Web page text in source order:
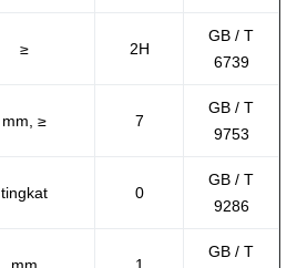
≥ 2H
GB / T
6739
mm, ≥ 7
GB / T
9753
tingkat 0
GB / T
9286
GB / T